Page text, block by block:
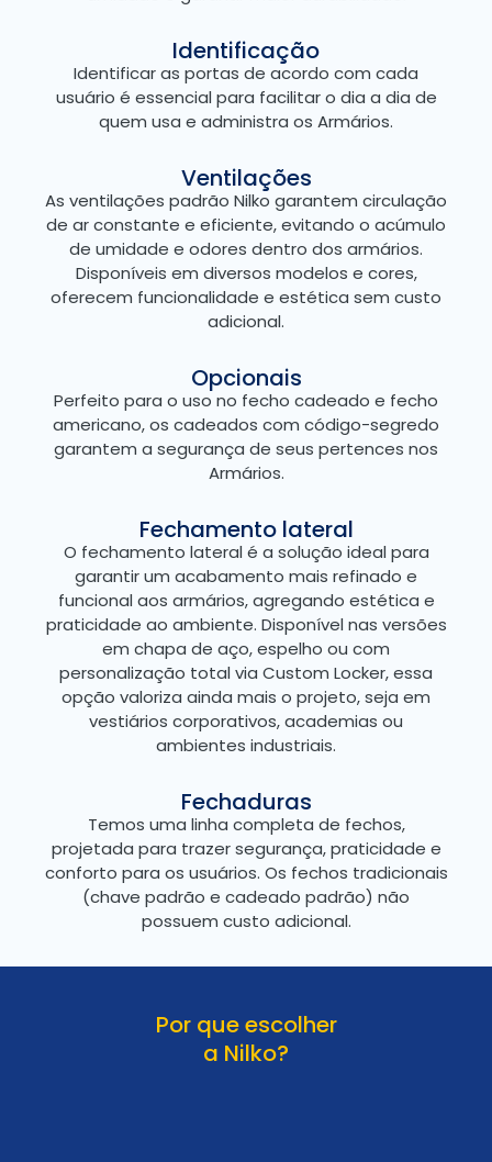
Identificação
Identificar as portas de acordo com cada
usuário é essencial para facilitar o dia a dia de
quem usa e administra os Armários.
Ventilações
As ventilações padrão Nilko garantem circulação
de ar constante e eficiente, evitando o acúmulo
de umidade e odores dentro dos armários.
Disponíveis em diversos modelos e cores,
oferecem funcionalidade e estética sem custo
adicional.
Opcionais
Perfeito para o uso no fecho cadeado e fecho
americano, os cadeados com código-segredo
garantem a segurança de seus pertences nos
Armários.
Fechamento lateral
O fechamento lateral é a solução ideal para
garantir um acabamento mais refinado e
funcional aos armários, agregando estética e
praticidade ao ambiente. Disponível nas versões
em chapa de aço, espelho ou com
personalização total via Custom Locker, essa
opção valoriza ainda mais o projeto, seja em
vestiários corporativos, academias ou
ambientes industriais.
Fechaduras
Temos uma linha completa de fechos,
projetada para trazer segurança, praticidade e
conforto para os usuários. Os fechos tradicionais
(chave padrão e cadeado padrão) não
possuem custo adicional.
Por que escolher
a Nilko?